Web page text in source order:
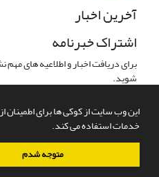
این وب سایت از کوکی ها برای اطمینان
خدمات استفاده می کند.
متوجه شدم
آخرین اخبار
اشتراک خبرنامه
برای دریافت اخبار و اطلاعیه های
شوید.
سامانه مدیریت نشریات علمی.طراحی